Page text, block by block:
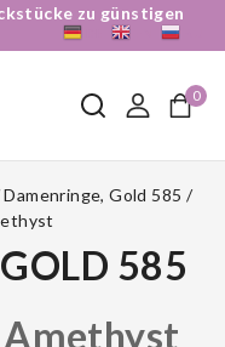
zu günstigen
0
Damenringe, Gold 585 /
585